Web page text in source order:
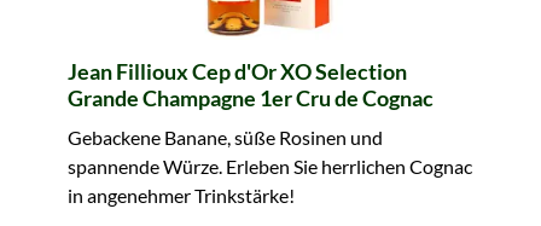
Jean Fillioux Cep d'Or XO Selection
Grande Champagne 1er Cru de Cognac
Gebackene Banane, süße Rosinen und
spannende Würze. Erleben Sie herrlichen Cognac
in angenehmer Trinkstärke!